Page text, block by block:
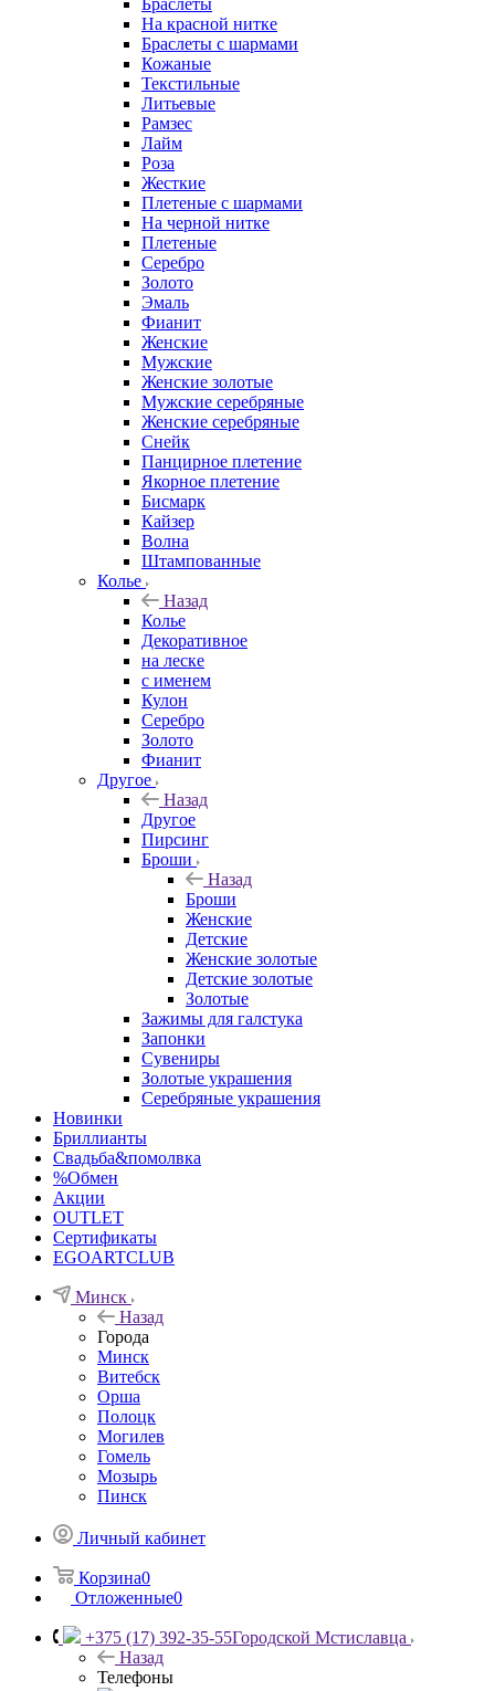
Браслеты
На красной нитке
Браслеты с шармами
Кожаные
Текстильные
Литьевые
Рамзес
Лайм
Роза
Жесткие
Плетеные с шармами
На черной нитке
Плетеные
Серебро
Золото
Эмаль
Фианит
Женские
Мужские
Женские золотые
Мужские серебряные
Женские серебряные
Снейк
Панцирное плетение
Якорное плетение
Бисмарк
Кайзер
Волна
Штампованные
Колье
Назад
Колье
Декоративное
на леске
с именем
Кулон
Серебро
Золото
Фианит
Другое
Назад
Другое
Пирсинг
Броши
Назад
Броши
Женские
Детские
Женские золотые
Детские золотые
Золотые
Зажимы для галстука
Запонки
Сувениры
Золотые украшения
Серебряные украшения
Новинки
Бриллианты
Свадьба&помолвка
%Обмен
Акции
OUTLET
Сертификаты
EGOARTCLUB
Минск
Назад
Города
Минск
Витебск
Орша
Полоцк
Могилев
Гомель
Мозырь
Пинск
Личный кабинет
Корзина0
Отложенные0
+375 (17) 392-35-55Городской Мстиславца
Назад
Телефоны